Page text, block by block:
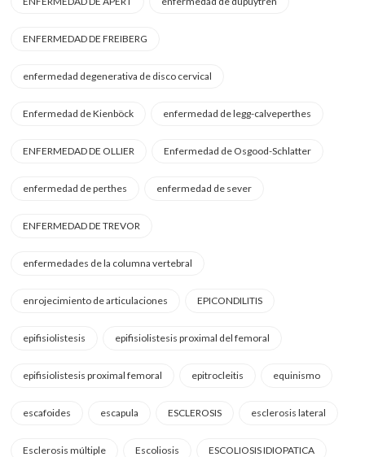
ENFERMEDAD DE FREIBERG
enfermedad degenerativa de disco cervical
Enfermedad de Kienböck enfermedad de legg-calveperthes
ENFERMEDAD DE OLLIER Enfermedad de Osgood-Schlatter
enfermedad de perthes enfermedad de sever
ENFERMEDAD DE TREVOR
enfermedades de la columna vertebral
enrojecimiento de articulaciones EPICONDILITIS
epifisiolistesis epifisiolistesis proximal del femoral
epifisiolistesis proximal femoral epitrocleitis equinismo
escafoides escapula ESCLEROSIS esclerosis lateral
Esclerosis múltiple Escoliosis ESCOLIOSIS IDIOPATICA